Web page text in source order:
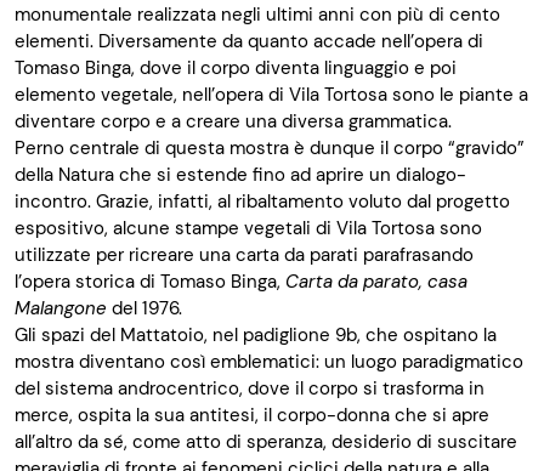
monumentale realizzata negli ultimi anni con più di cento
elementi. Diversamente da quanto accade nell’opera di
Tomaso Binga, dove il corpo diventa linguaggio e poi
elemento vegetale, nell’opera di Vila Tortosa sono le piante a
diventare corpo e a creare una diversa grammatica.
Perno centrale di questa mostra è dunque il corpo “gravido”
della Natura che si estende fino ad aprire un dialogo-
incontro. Grazie, infatti, al ribaltamento voluto dal progetto
espositivo, alcune stampe vegetali di Vila Tortosa sono
utilizzate per ricreare una carta da parati parafrasando
l’opera storica di Tomaso Binga, Carta da parato, casa
Malangone del 1976.
Gli spazi del Mattatoio, nel padiglione 9b, che ospitano la
mostra diventano così emblematici: un luogo paradigmatico
del sistema androcentrico, dove il corpo si trasforma in
merce, ospita la sua antitesi, il corpo-donna che si apre
all’altro da sé, come atto di speranza, desiderio di suscitare